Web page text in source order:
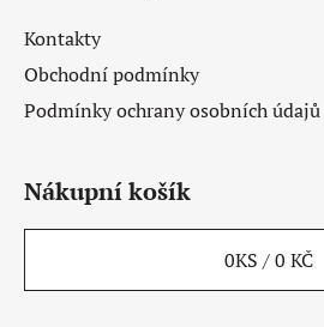
Kontakty
Obchodní podmínky
Podmínky ochrany osobních údajů
Nákupní košík
0KS /0 KČ